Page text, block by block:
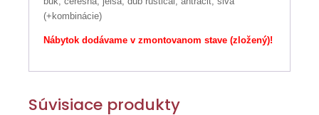
(+kombinácie)
Nábytok dodávame v zmontovanom stave (zložený)!
Súvisiace produkty